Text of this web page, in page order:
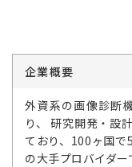
企業概要
外資系の画像診断
り、 研究開発・設
ており、100ヶ国
の大手プロバイダー